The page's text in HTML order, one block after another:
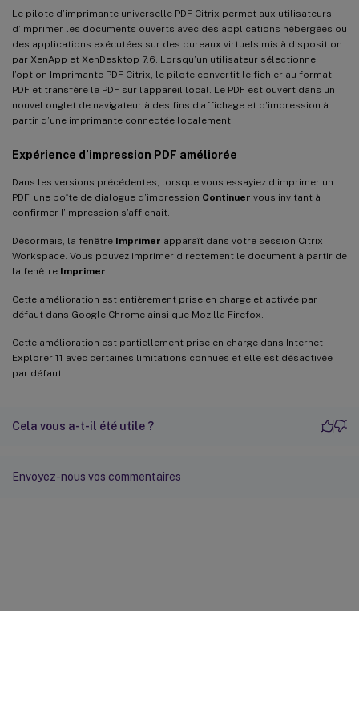
Le pilote d’imprimante universelle PDF Citrix permet aux utilisateurs
d’imprimer les documents ouverts avec des applications hébergées ou
des applications exécutées sur des bureaux virtuels mis à disposition
par XenApp et XenDesktop 7.6. Lorsqu’un utilisateur sélectionne
l’option Imprimante PDF Citrix, le pilote convertit le fichier au format
PDF et transfère le PDF sur l’appareil local. Le PDF est ouvert dans un
nouvel onglet de navigateur à des fins d’affichage et d’impression à
partir d’une imprimante connectée localement.
Expérience d’impression PDF améliorée
Dans les versions précédentes, lorsque vous essayiez d’imprimer un
PDF, une boîte de dialogue d’impression Continuer vous invitant à
confirmer l’impression s’affichait.
Désormais, la fenêtre Imprimer apparaît dans votre session Citrix
Workspace. Vous pouvez imprimer directement le document à partir de
la fenêtre Imprimer
Cette amélioration est entièrement prise en charge et activée par
défaut dans Google Chrome ainsi que Mozilla Firefox.
Cette amélioration est partiellement prise en charge dans Internet
Explorer 11 avec certaines limitations connues et elle est désactivée
par défaut.
Cela vous a-t-il été utile ?
Envoyez-nous vos commentaires